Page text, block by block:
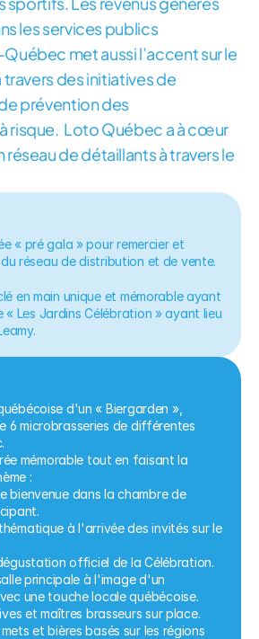
les services publics
met aussi l’accent sur le
des initiatives de
prévention des
risque.  Loto Québec a à cœur
réseau de détaillants à travers le
« pré gala » pour remercier et
réseau de distribution et de vente.
en main unique et mémorable ayant
Les Jardins Célébration » ayant lieu
d'un « Biergarden »,
6 microbrasseries de différentes
mémorable tout en faisant la
:
bienvenue dans la chambre de
à l'arrivée des invités sur le
officiel de la Célébration.
principale à l'image d'un
une touche locale québécoise.
et maîtres brasseurs sur place.
et bières basés sur les régions